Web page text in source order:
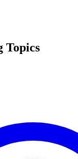
Topics